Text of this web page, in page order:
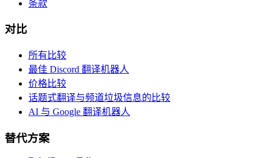
条款
对比
所有比较
最佳 Discord 翻译机器人
价格比较
话题式翻译与频道垃圾信息的比较
AI 与 Google 翻译机器人
替代方案